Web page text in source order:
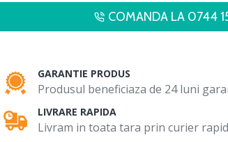
COMANDA LA 0744
GARANTIE PRODUS
Produsul beneficiaza de 24 luni
LIVRARE RAPIDA
Livram in toata tara prin curier